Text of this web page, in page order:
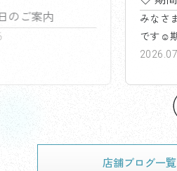
みなさまこんにちは、茅ケ崎店
です☺️期間限定ドリンクが マ
店舗ブログ一覧